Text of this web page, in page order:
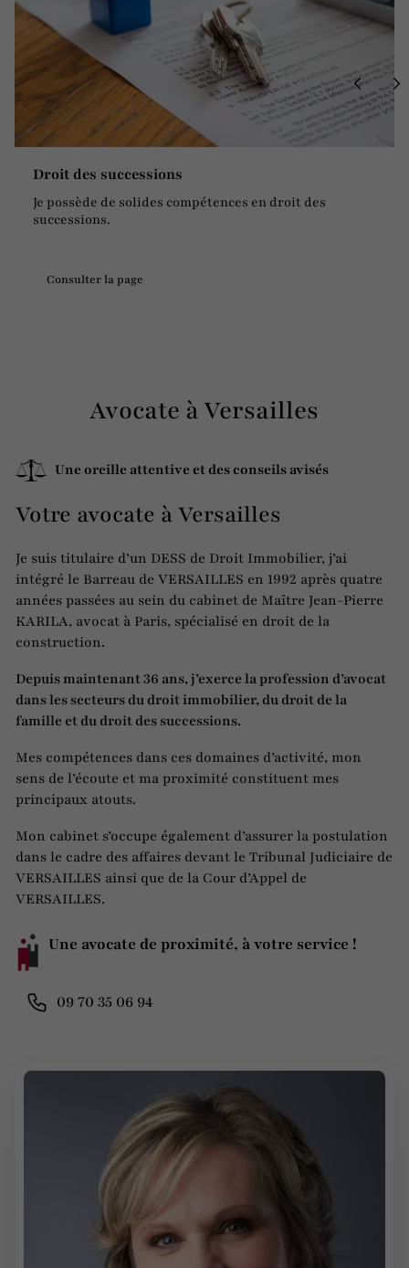
Droit des successions
Je possède de solides compétences en droit des
successions.
Consulter la page
Avocate à Versailles
Une oreille attentive et des conseils avisés
Votre avocate à Versailles
Je suis titulaire d’un DESS de Droit Immobilier, j’ai
intégré le Barreau de VERSAILLES en 1992 après quatre
années passées au sein du cabinet de Maître Jean-Pierre
KARILA, avocat à Paris, spécialisé en droit de la
construction.
Depuis maintenant 36 ans, j’exerce la profession d’avocat
dans les secteurs du droit immobilier, du droit de la
famille et du droit des successions.
Mes compétences dans ces domaines d’activité, mon
sens de l’écoute et ma proximité constituent mes
principaux atouts.
Mon cabinet s’occupe également d’assurer la postulation
dans le cadre des affaires devant le Tribunal Judiciaire de
VERSAILLES ainsi que de la Cour d’Appel de
VERSAILLES.
Une avocate de proximité, à votre service !
09 70 35 06 94